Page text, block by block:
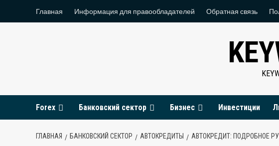
Главная Информация для правообладателей Обратная связь
Forex Банковский сектор Бизнес Инвестиции
ГЛАВНАЯ БАНКОВСКИЙ СЕКТОР АВТОКРЕДИТЫ АВТОКРЕДИТ: ПОДРОБНОЕ